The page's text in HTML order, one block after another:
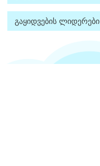
Გაყიდვების Ლიდერები